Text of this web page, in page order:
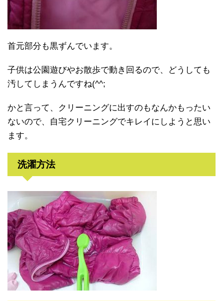
首元部分も黒ずんでいます。
子供は公園遊びやお散歩で動き回るので、どうしても
汚してしまうんですね(^^;
かと言って、クリーニングに出すのもなんかもったい
ないので、自宅クリーニングでキレイにしようと思い
ます。
洗濯方法